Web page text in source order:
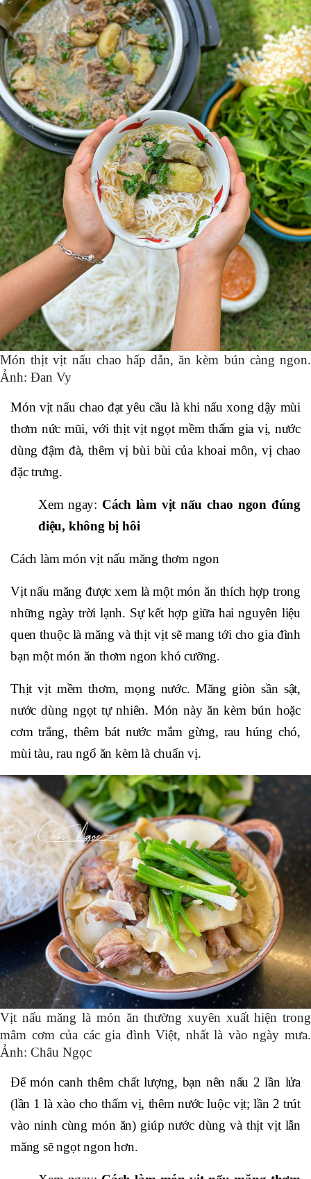
Món thịt vịt nấu chao hấp dẫn, ăn kèm bún càng ngon.
Ảnh: Đan Vy
Món vịt nấu chao đạt yêu cầu là khi nấu xong dậy mùi
thơm nức mũi, với thịt vịt ngọt mềm thấm gia vị, nước
dùng đậm đà, thêm vị bùi bùi của khoai môn, vị chao
đặc trưng.
Xem ngay: Cách làm vịt nấu chao ngon đúng
điệu, không bị hôi
Cách làm món vịt nấu măng thơm ngon
Vịt nấu măng được xem là một món ăn thích hợp trong
những ngày trời lạnh. Sự kết hợp giữa hai nguyên liệu
quen thuộc là măng và thịt vịt sẽ mang tới cho gia đình
bạn một món ăn thơm ngon khó cưỡng.
Thịt vịt mềm thơm, mọng nước. Măng giòn sần sật,
nước dùng ngọt tự nhiên. Món này ăn kèm bún hoặc
cơm trắng, thêm bát nước mắm gừng, rau húng chó,
mùi tàu, rau ngổ ăn kèm là chuẩn vị.
Vịt nấu măng là món ăn thường xuyên xuất hiện trong
mâm cơm của các gia đình Việt, nhất là vào ngày mưa.
Ảnh: Châu Ngọc
Để món canh thêm chất lượng, bạn nên nấu 2 lần lửa
(lần 1 là xào cho thấm vị, thêm nước luộc vịt; lần 2 trút
vào ninh cùng món ăn) giúp nước dùng và thịt vịt lẫn
măng sẽ ngọt ngon hơn.